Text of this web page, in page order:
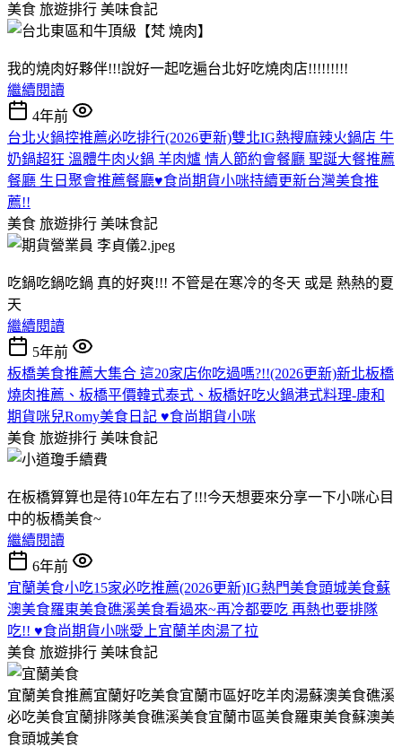
美食 旅遊排行 美味食記
我的燒肉好夥伴!!!說好一起吃遍台北好吃燒肉店!!!!!!!!!
繼續閱讀
4年前
台北火鍋控推薦必吃排行(2026更新)雙北IG熱搜麻辣火鍋店 牛
奶鍋超狂 溫體牛肉火鍋 羊肉爐 情人節約會餐廳 聖誕大餐推薦
餐廳 生日聚會推薦餐廳♥食尚期貨小咪持續更新台灣美食推
薦!!
美食 旅遊排行 美味食記
吃鍋吃鍋吃鍋 真的好爽!!! 不管是在寒冷的冬天 或是 熱熱的夏
天
繼續閱讀
5年前
板橋美食推薦大集合 這20家店你吃過嗎?!!(2026更新)新北板橋
燒肉推薦、板橋平價韓式泰式、板橋好吃火鍋港式料理-康和
期貨咪兒Romy美食日記 ♥食尚期貨小咪
美食 旅遊排行 美味食記
在板橋算算也是待10年左右了!!!今天想要來分享一下小咪心目
中的板橋美食~
繼續閱讀
6年前
宜蘭美食小吃15家必吃推薦(2026更新)IG熱門美食頭城美食蘇
澳美食羅東美食礁溪美食看過來~再冷都要吃 再熱也要排隊
吃!! ♥食尚期貨小咪愛上宜蘭羊肉湯了拉
美食 旅遊排行 美味食記
宜蘭美食推薦宜蘭好吃美食宜蘭市區好吃羊肉湯蘇澳美食礁溪
必吃美食宜蘭排隊美食礁溪美食宜蘭市區美食羅東美食蘇澳美
食頭城美食